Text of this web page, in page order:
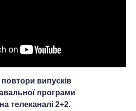
випусків
програми
телеканалі 2+2.